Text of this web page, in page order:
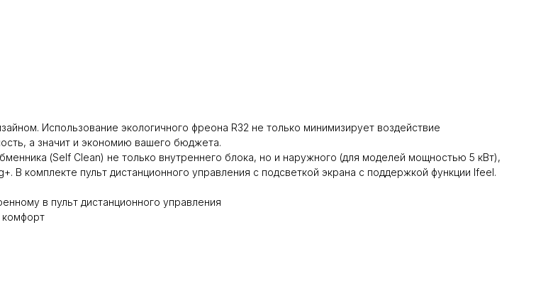
Использование экологичного фреона R32 не только минимизирует воздействие
а значит и экономию вашего бюджета.
(Self Clean) не только внутреннего блока, но и наружного (для моделей мощностью 5 кВт),
В комплекте пульт дистанционного управления с подсветкой экрана с поддержкой функции Ifeel.
в пульт дистанционного управления
комфорт